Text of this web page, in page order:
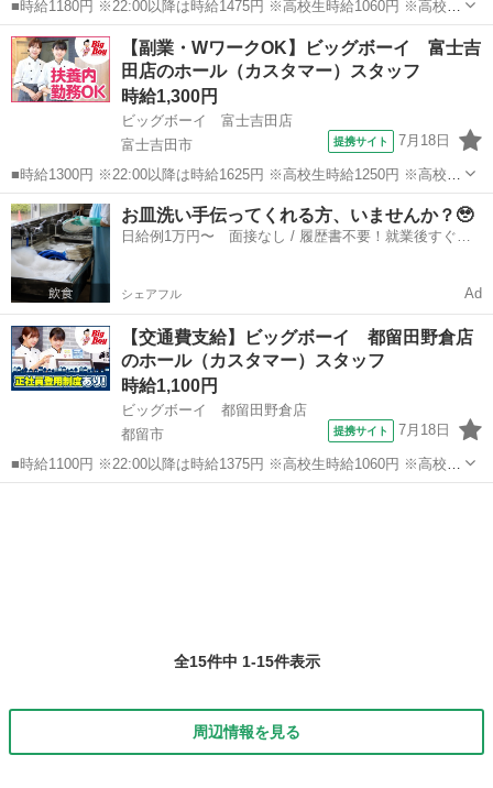
■時給1180円 ※22:00以降は時給1475円 ※高校生時給1060円 ※高校生
は学校からの許可が必要な場合、通学中の学校からの許可証が必要と
なります。 ■山梨県甲府市上今井町676-1 ■アルバイト、パート ■未経
験歓...
山梨 甲府市 ファミレス
【副業・WワークOK】ビッグボーイ 富士吉
田店のホール（カスタマー）スタッフ
時給1,300円
ビッグボーイ 富士吉田店
富士吉田市
提携サイト 7月18日
■時給1300円 ※22:00以降は時給1625円 ※高校生時給1250円 ※高校生
は学校からの許可が必要な場合、通学中の学校からの許可証が必要と
なります。 ■山梨県富士吉田市新西原4丁目12-10 ■アルバイト、パー
ト ■...
山梨 富士吉田市 ファミレス
お皿洗い手伝ってくれる方、いませんか？🥹
日給例1万円〜 面接なし / 履歴書不要！就業後すぐに
シェアフル Ad
【交通費支給】ビッグボーイ 都留田野倉店
のホール（カスタマー）スタッフ
時給1,100円
ビッグボーイ 都留田野倉店
都留市
提携サイト 7月18日
■時給1100円 ※22:00以降は時給1375円 ※高校生時給1060円 ※高校生
は学校からの許可が必要な場合、通学中の学校からの許可証が必要と
全15件中 1-15件表示
周辺情報を見る